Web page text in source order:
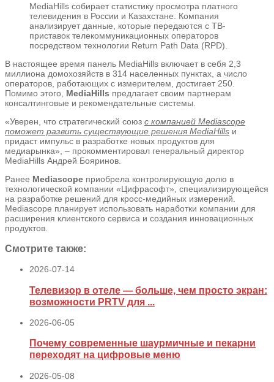
MediaHills собирает статистику просмотра платного
телевидения в России и Казахстане. Компания
анализирует данные, которые передаются с ТВ-
приставок телекоммуникационных операторов
посредством технологии Return Path Data (RPD).
В настоящее время панель MediaHills включает в себя 2,3
миллиона домохозяйств в 314 населенных пунктах, а число
операторов, работающих с измерителем, достигает 250.
Помимо этого, MediaHills предлагает своим партнерам
консалтинговые и рекомендательные системы.
«Уверен, что стратегический союз с компанией Mediascope
поможет развить существующие решения MediaHills и
придаст импульс в разработке новых продуктов для
медиарынка», – прокомментировал генеральный директор
MediaHills Андрей Бояринов.
Ранее Mediascope приобрела контролирующую долю в
технологической компании «Цифрасофт», специализирующейся
на разработке решений для кросс-медийных измерений.
Mediascope планирует использовать наработки компании для
расширения клиентского сервиса и создания инновационных
продуктов.
Смотрите также:
2026-07-14
Телевизор в отеле — больше, чем просто экран:
возможности PRTV для ...
2026-06-05
Почему современные шаурмичные и пекарни
переходят на цифровые меню
2026-05-08